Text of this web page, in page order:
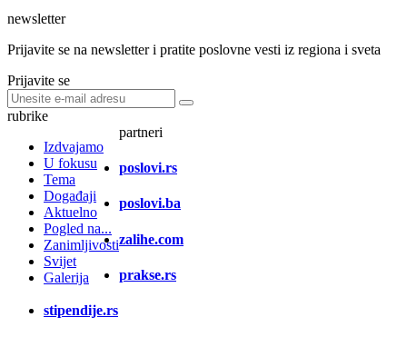
newsletter
Prijavite se na newsletter i pratite poslovne vesti iz regiona i sveta
Prijavite se
rubrike
Izdvajamo
U fokusu
Tema
Događaji
Aktuelno
Pogled na...
Zanimljivosti
Svijet
Galerija
partneri
poslovi.rs
poslovi.ba
zalihe.com
prakse.rs
stipendije.rs